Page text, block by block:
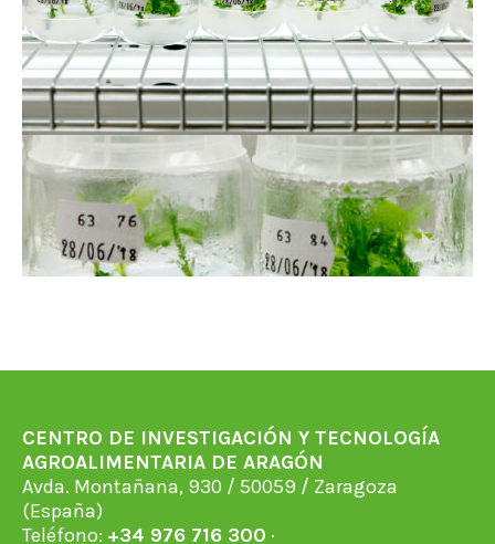
CENTRO DE INVESTIGACIÓN Y TECNOLOGÍA
AGROALIMENTARIA DE ARAGÓN
Avda. Montañana, 930 / 50059 / Zaragoza
(España)
Teléfono: +34 976 716 300 ·